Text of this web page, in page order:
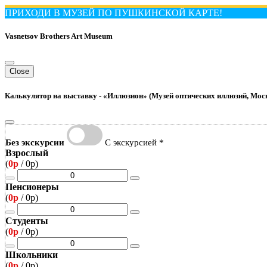
ПРИХОДИ В МУЗЕЙ ПО ПУШКИНСКОЙ КАРТЕ!
Vasnetsov Brothers Art Museum
Close
Калькулятор на выставку - «Иллюзион» (Музей оптических иллюзий,
Без экскурсии
С экскурсией *
Взрослый
(0р /0р)
Пенсионеры
(0р /0р)
Студенты
(0р /0р)
Школьники